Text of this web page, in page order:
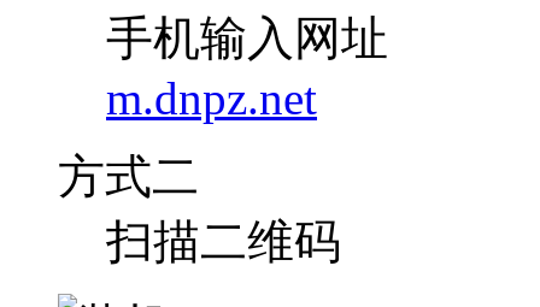
手机输入网址
m.dnpz.net
方式二
扫描二维码